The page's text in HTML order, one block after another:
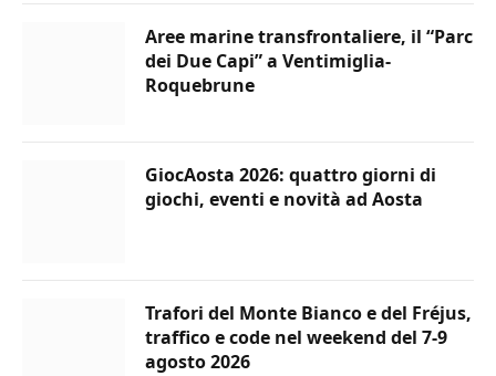
Aree marine transfrontaliere, il “Parc
dei Due Capi” a Ventimiglia-
Roquebrune
GiocAosta 2026: quattro giorni di
giochi, eventi e novità ad Aosta
Trafori del Monte Bianco e del Fréjus,
traffico e code nel weekend del 7-9
agosto 2026